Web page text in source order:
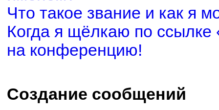
Что такое звание и как я
Когда я щёлкаю по ссылке
на конференцию!
Создание сообщений